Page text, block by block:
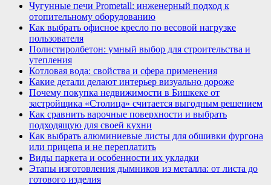
Чугунные печи Prometall: инженерный подход к
отопительному оборудованию
Как выбрать офисное кресло по весовой нагрузке
пользователя
Полистиролбетон: умный выбор для строительства и
утепления
Котловая вода: свойства и сфера применения
Какие детали делают интерьер визуально дороже
Почему покупка недвижимости в Бишкеке от
застройщика «Столица» считается выгодным решением
Как сравнить варочные поверхности и выбрать
подходящую для своей кухни
Как выбрать алюминиевые листы для обшивки фургона
или прицепа и не переплатить
Виды паркета и особенности их укладки
Этапы изготовления дымников из металла: от листа до
готового изделия